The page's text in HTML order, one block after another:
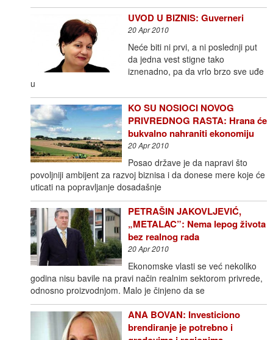
UVOD U BIZNIS: Guverneri
20 Apr 2010
Neće biti ni prvi, a ni poslednji put
da jedna vest stigne tako
iznenadno, pa da vrlo brzo sve uđe
u
KO SU NOSIOCI NOVOG
PRIVREDNOG RASTA: Hrana će
bukvalno nahraniti ekonomiju
20 Apr 2010
Posao države je da napravi što
povoljniji ambijent za razvoj biznisa i da donese mere koje će
uticati na popravljanje dosadašnje
PETRAŠIN JAKOVLJEVIĆ,
„METALAC”: Nema lepog života
bez realnog rada
20 Apr 2010
Ekonomske vlasti se već nekoliko
godina nisu bavile na pravi način realnim sektorom privrede,
odnosno proizvodnjom. Malo je činjeno da se
ANA BOVAN: Investiciono
brendiranje je potrebno i